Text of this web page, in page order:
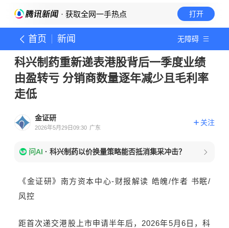
· 获取全网一手热点 打开
首页 新闻 无障碍
科兴制药重新递表港股背后一季度业绩
由盈转亏 分销商数量逐年减少且毛利率
走低
金证研
2026年5月29日09:30 广东
关注
问AI · 科兴制药以价换量策略能否抵消集采冲击？
《金证研》南方资本中心-财报解读 皓魄/作者 书眠/
风控
距首次递交港股上市申请半年后，2026年5月6日，科